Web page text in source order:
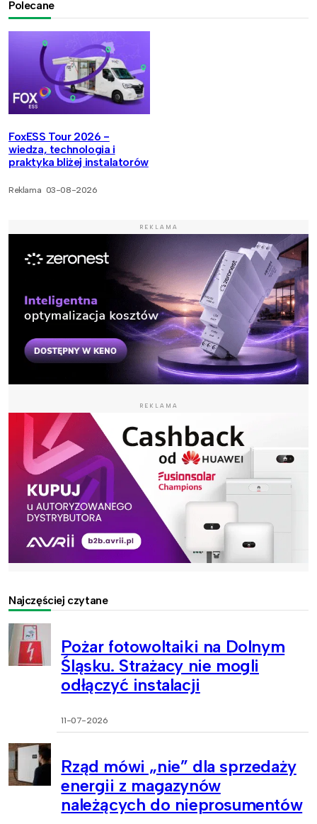
Polecane
FoxESS Tour 2026 -
wiedza, technologia i
praktyka bliżej instalatorów
Reklama 03-08-2026
REKLAMA
REKLAMA
Najczęściej czytane
Pożar fotowoltaiki na Dolnym
Śląsku. Strażacy nie mogli
odłączyć instalacji
11-07-2026
Rząd mówi „nie” dla sprzedaży
energii z magazynów
należących do nieprosumentów